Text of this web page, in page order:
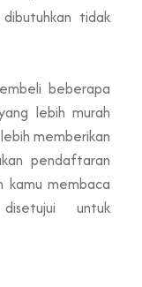
tidak
beberapa
lebih murah
memberikan
pendaftaran
kamu membaca
untuk